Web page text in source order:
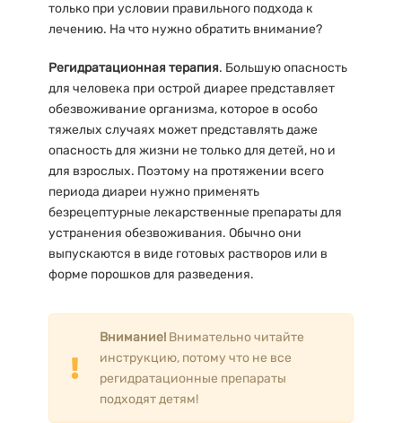
только при условии правильного подхода к
лечению. На что нужно обратить внимание?
Регидратационная терапия. Большую опасность
для человека при острой диарее представляет
обезвоживание организма, которое в особо
тяжелых случаях может представлять даже
опасность для жизни не только для детей, но и
для взрослых. Поэтому на протяжении всего
периода диареи нужно применять
безрецептурные лекарственные препараты для
устранения обезвоживания. Обычно они
выпускаются в виде готовых растворов или в
форме порошков для разведения.
Внимание! Внимательно читайте
инструкцию, потому что не все
регидратационные препараты
подходят детям!